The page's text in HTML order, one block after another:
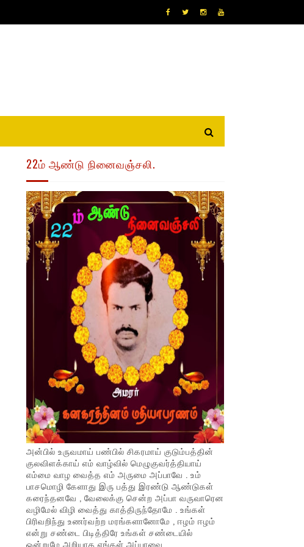
22ம் ஆண்டு நினைவஞ்சலி.
அன்பில் உருவமாய் பண்பில் சிகரமாய் குடும்பத்தின்
குலவிளக்காய் எம் வாழ்வில் மெழுகுவர்த்தியாய்
எம்மை வாழ வைத்த எம் அருமை அப்பாவே . உம்
பாசமொழி கேளாது இரு பத்து இரண்டு ஆண்டுகள்
கரைந்தனவே , வேலைக்கு சென்ற அப்பா வருவாரென
வழிமேல் விழி வைத்து காத்திருந்தோமே . உங்கள்
பிரிவறிந்து உணர்வற்ற மரங்களானோமே , ஈழம் ஈழம்
என்று சண்டை பிடித்திரே உங்கள் சண்டையில்
ஒன்றுமே அறியாத எங்கள் அப்பாவை